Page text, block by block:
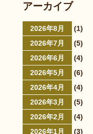
アーカイブ
2026年8月
(1)
2026年7月
(5)
2026年6月
(4)
2026年5月
(6)
2026年4月
(4)
2026年3月
(5)
2026年2月
(4)
2026年1月
(3)